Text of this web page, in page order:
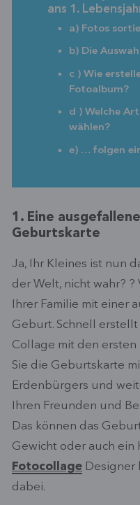
ans 1.
a) Fotos
b) Die
c ) Wie
Fotoalbum?
d ) Welche
wählen?
e) … folgen
1. Eine
Geburtskarte
Ja, Ihr Kleines ist nun
der Welt, nicht wahr?
Ihrer Familie mit einer
Geburt. Schnell
Collage mit den ersten
Sie die Geburtskarte
Erdenbürgers und
Ihren Freunden und
Das können das
Gewicht oder auch ein
Fotocollage Designer
dabei.